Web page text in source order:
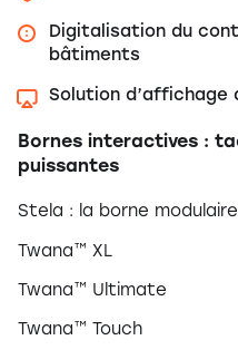
Digitalisation du
bâtiments
Solution d’affichage
Bornes interactives :
puissantes
Stela : la borne modulaire
Twana™ XL
Twana™ Ultimate
Twana™ Touch